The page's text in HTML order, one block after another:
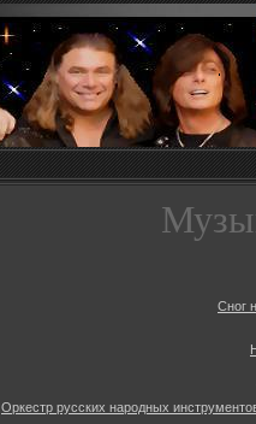
Сног
Оркестр русских народных